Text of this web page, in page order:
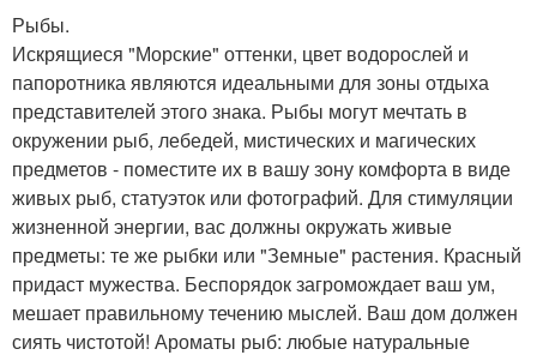
Рыбы.
Искрящиеся "Морские" оттенки, цвет водорослей и
папоротника являются идеальными для зоны отдыха
представителей этого знака. Рыбы могут мечтать в
окружении рыб, лебедей, мистических и магических
предметов - поместите их в вашу зону комфорта в виде
живых рыб, статуэток или фотографий. Для стимуляции
жизненной энергии, вас должны окружать живые
предметы: те же рыбки или "Земные" растения. Красный
придаст мужества. Беспорядок загромождает ваш ум,
мешает правильному течению мыслей. Ваш дом должен
сиять чистотой! Ароматы рыб: любые натуральные